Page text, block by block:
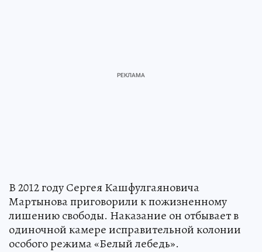
В 2012 году Сергея Кашфулгаяновича
Мартынова приговорили к пожизненному
лишению свободы. Наказание он отбывает в
одиночной камере исправительной колонии
особого режима «Белый лебедь».